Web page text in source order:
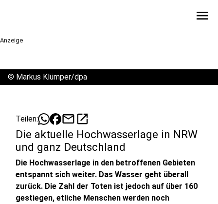
menu
Anzeige
© Markus Klümper/dpa
Teilen: mailopen_in_new
Die aktuelle Hochwasserlage in NRW
und ganz Deutschland
Die Hochwasserlage in den betroffenen Gebieten
entspannt sich weiter. Das Wasser geht überall
zurück. Die Zahl der Toten ist jedoch auf über 160
gestiegen, etliche Menschen werden noch